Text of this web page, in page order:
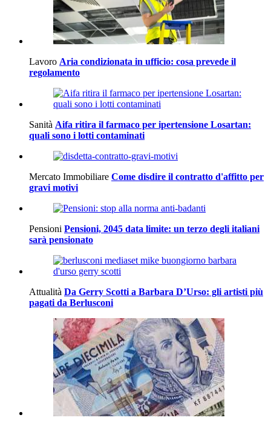
Lavoro Aria condizionata in ufficio: cosa prevede il
regolamento
Sanità Aifa ritira il farmaco per ipertensione Losartan:
quali sono i lotti contaminati
Mercato Immobiliare Come disdire il contratto d'affitto per
gravi motivi
Pensioni Pensioni, 2045 data limite: un terzo degli italiani
sarà pensionato
Attualità Da Gerry Scotti a Barbara D’Urso: gli artisti più
pagati da Berlusconi